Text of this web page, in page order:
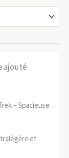
ajouté
– Spacieuse
et